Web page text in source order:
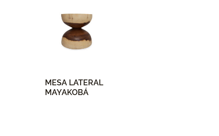
MESA LATERAL
MAYAKOBÁ